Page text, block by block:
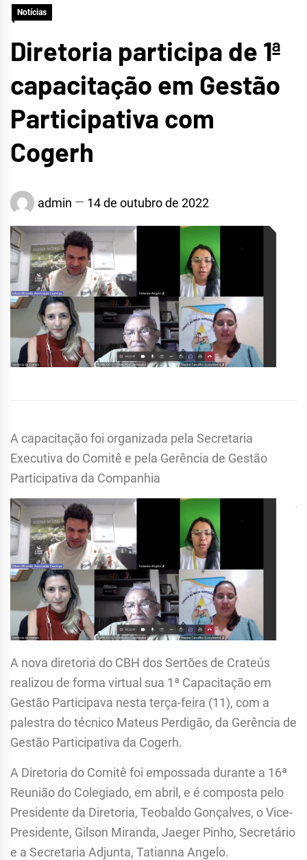
CRATEÚS
Notícias
Diretoria participa de 1ª
capacitação em Gestão
Participativa com
Cogerh
admin 14 de outubro de 2022
A capacitação foi organizada pela Secretaria
Executiva do Comitê e pela Gerência de Gestão
Participativa da Companhia
A nova diretoria do CBH dos Sertões de Crateús
realizou de forma virtual sua 1ª Capacitação em
Gestão Participava nesta terça-feira (11), com a
palestra do técnico Mateus Perdigão, da Gerência de
Gestão Participativa da Cogerh.
A Diretoria do Comitê foi empossada durante a 16ª
Reunião do Colegiado, em abril, e é composta pelo
Presidente da Diretoria, Teobaldo Gonçalves, o Vice-
Presidente, Gilson Miranda, Jaeger Pinho, Secretário
e a Secretaria Adjunta, Tatianna Angelo.